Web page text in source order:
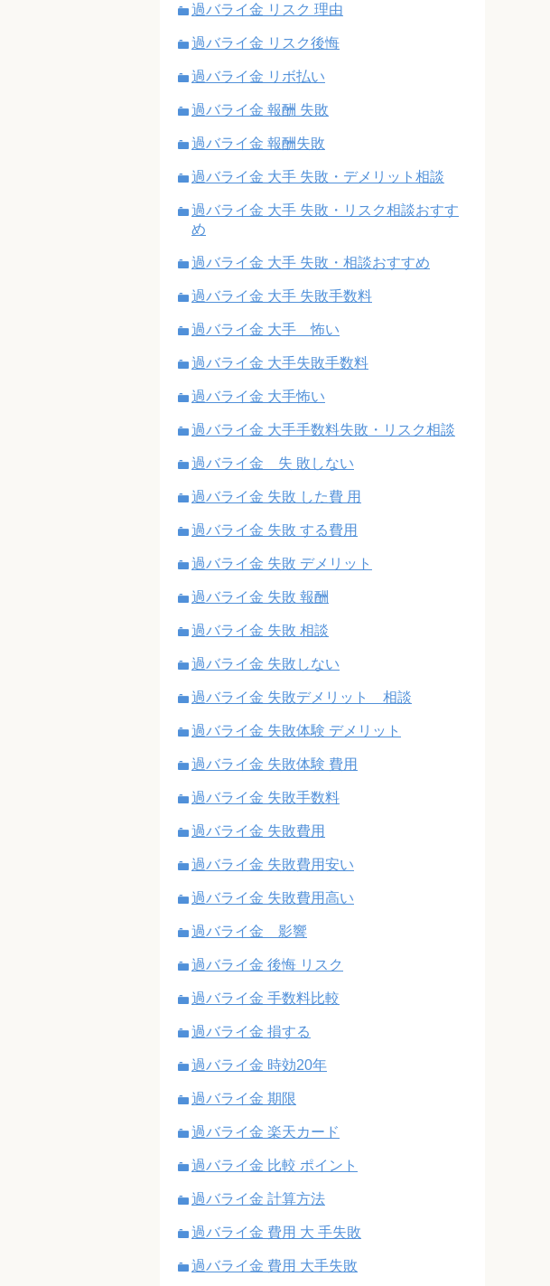
過バライ金 リスク 理由
過バライ金 リスク後悔
過バライ金 リボ払い
過バライ金 報酬 失敗
過バライ金 報酬失敗
過バライ金 大手 失敗・デメリット相談
過バライ金 大手 失敗・リスク相談おすす
め
過バライ金 大手 失敗・相談おすすめ
過バライ金 大手 失敗手数料
過バライ金 大手 怖い
過バライ金 大手失敗手数料
過バライ金 大手怖い
過バライ金 大手手数料失敗・リスク相談
過バライ金 失 敗しない
過バライ金 失敗 した費 用
過バライ金 失敗 する費用
過バライ金 失敗 デメリット
過バライ金 失敗 報酬
過バライ金 失敗 相談
過バライ金 失敗しない
過バライ金 失敗デメリット 相談
過バライ金 失敗体験 デメリット
過バライ金 失敗体験 費用
過バライ金 失敗手数料
過バライ金 失敗費用
過バライ金 失敗費用安い
過バライ金 失敗費用高い
過バライ金 影響
過バライ金 後悔 リスク
過バライ金 手数料比較
過バライ金 損する
過バライ金 時効20年
過バライ金 期限
過バライ金 楽天カード
過バライ金 比較 ポイント
過バライ金 計算方法
過バライ金 費用 大 手失敗
過バライ金 費用 大手失敗